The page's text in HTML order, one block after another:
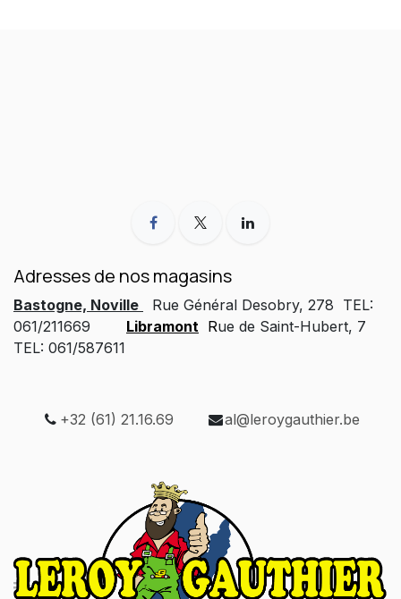
Adresses de nos magasins
Bastogne, Noville
Rue Général Desobry, 278 TEL:
061/211669
Libramont Rue de Saint-Hubert, 7
TEL: 061/587611
+32 (61) 21.16.69 al@leroygauthier.be